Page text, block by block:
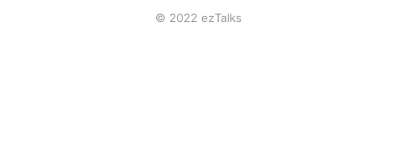
© 2022 ezTalks